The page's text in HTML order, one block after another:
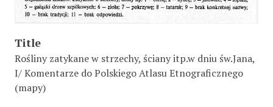
Title
Rośliny zatykane w strzechy, ściany itp.w dniu św.Jana,
I/ Komentarze do Polskiego Atlasu Etnograficznego
(mapy)